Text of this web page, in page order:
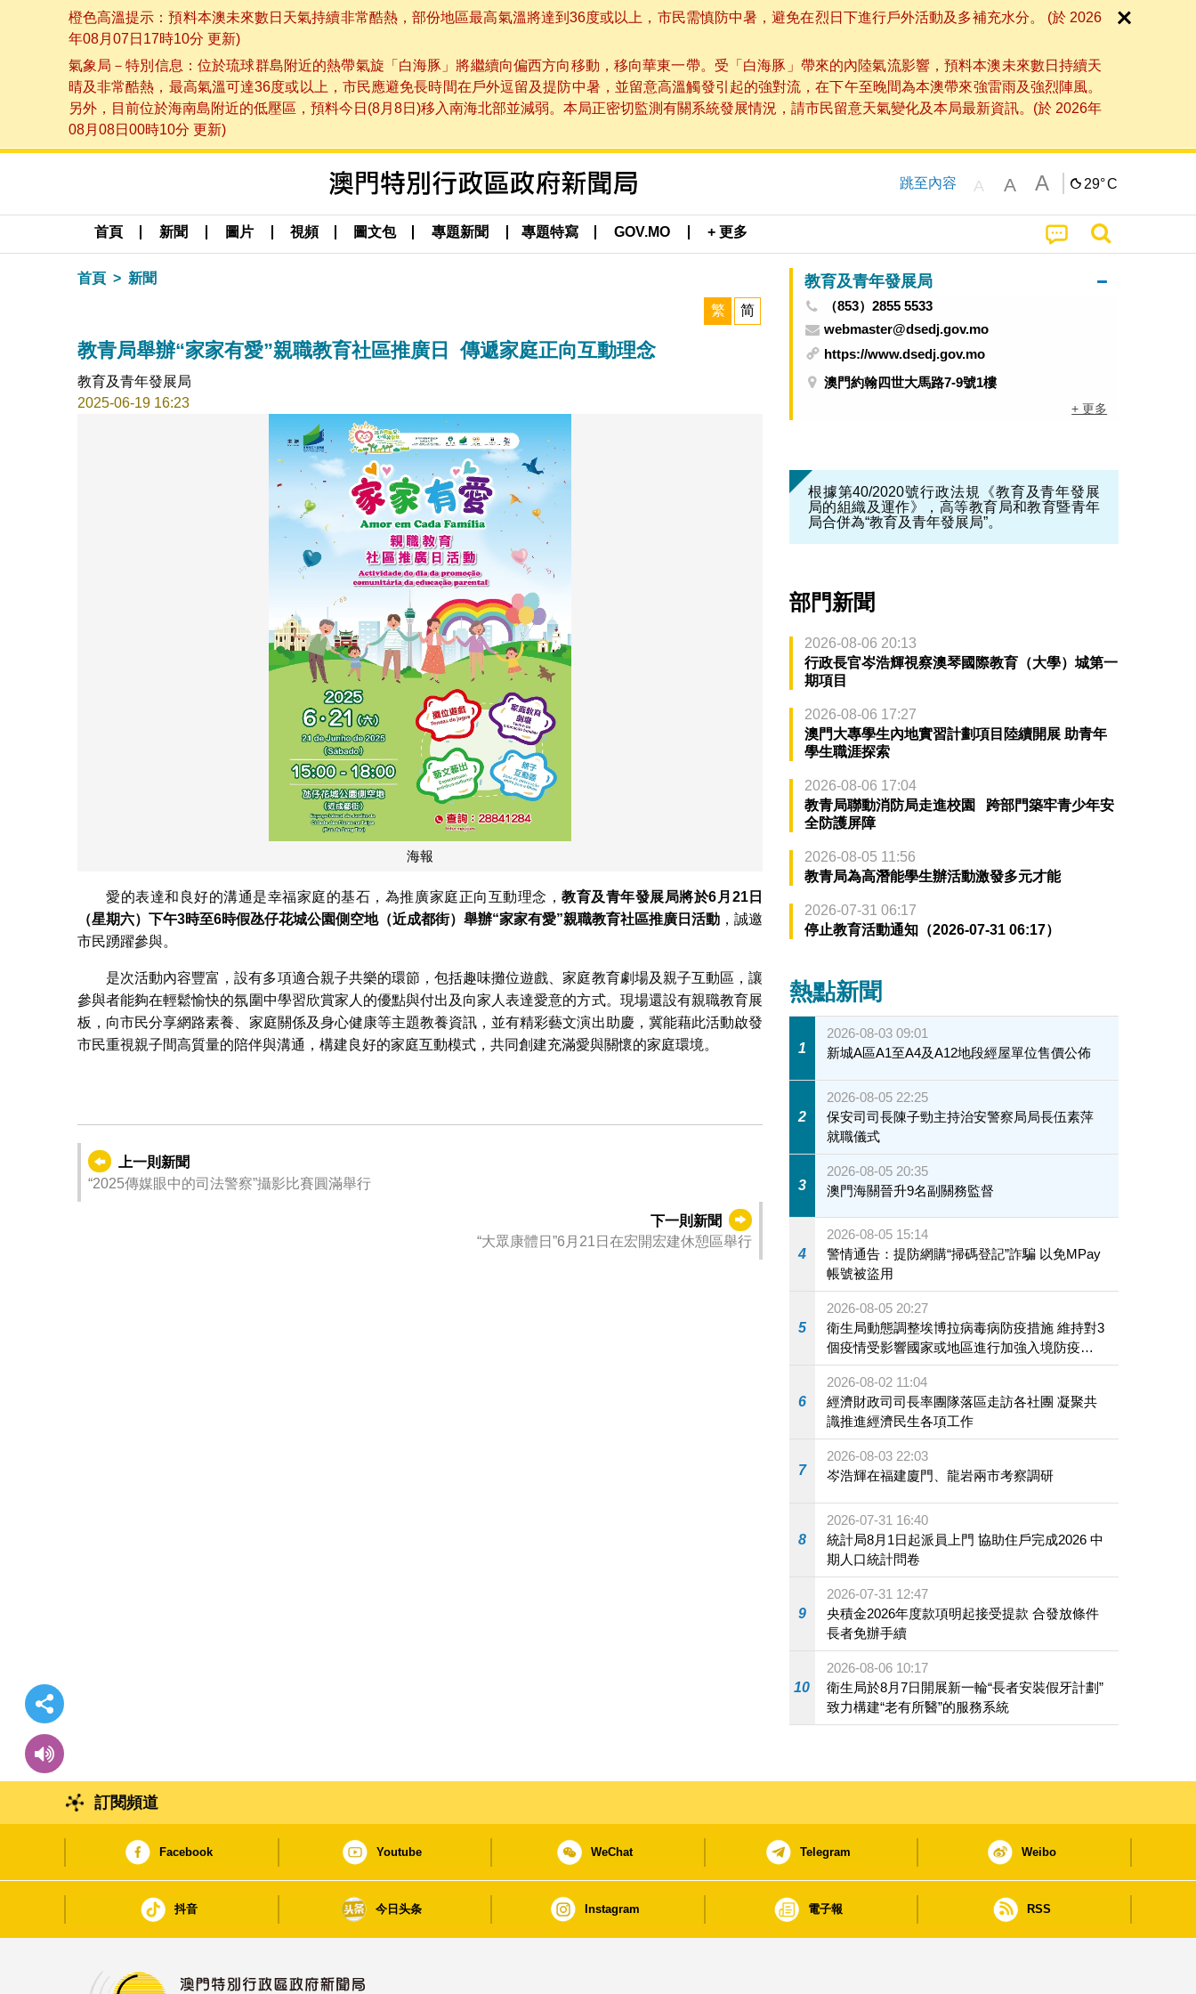
橙色高溫提示：預料本澳未來數日天氣持續非常酷熱，部份地區最高氣溫將達到36度或以上，市民需慎防中暑，避免在烈日下進行戶外活動及多補充水分。 (於 2026
年08月07日17時10分 更新)
氣象局－特別信息：位於琉球群島附近的熱帶氣旋「白海豚」將繼續向偏西方向移動，移向華東一帶。受「白海豚」帶來的內陸氣流影響，預料本澳未來數日持續天
晴及非常酷熱，最高氣溫可達36度或以上，市民應避免長時間在戶外逗留及提防中暑，並留意高溫觸發引起的強對流，在下午至晚間為本澳帶來強雷雨及強烈陣風。
另外，目前位於海南島附近的低壓區，預料今日(8月8日)移入南海北部並減弱。本局正密切監測有關系統發展情況，請市民留意天氣變化及本局最新資訊。(於 2026年
08月08日00時10分 更新)
跳至內容 A A A 29°C
首頁 新聞 圖片 視頻 圖文包 專題新聞 專題特寫 GOV.MO + 更多
首頁 新聞
繁 简
教青局舉辦“家家有愛”親職教育社區推廣日 傳遞家庭正向互動理念
教育及青年發展局
2025-06-19 16:23
海報
愛的表達和良好的溝通是幸福家庭的基石，為推廣家庭正向互動理念，教育及青年發展局將於6 月 21日
（星期六）下午3時至6時假氹仔花城公園側空地（近成都街）舉辦“家家有愛”親職教育社區推廣日活動 ，誠邀
市民踴躍參與。
是次活動內容豐富，設有多項適合親子共樂的環節，包括趣味攤位遊戲、家庭教育劇場及親子互動區，讓
參與者能夠在輕鬆愉快的氛圍中學習欣賞家人的優點與付出及向家人表達愛意的方式。現場還設有親職教育展
板，向市民分享網路素養、家庭關係及身心健康等主題教養資訊，並有精彩藝文演出助慶，冀能藉此活動啟發
市民重視親子間高質量的陪伴與溝通，構建良好的家庭互動模式，共同創建充滿愛與關懷的家庭環境。
上一則新聞
“2025傳媒眼中的司法警察”攝影比賽圓滿舉行
下一則新聞
“大眾康體日”6月21日在宏開宏建休憩區舉行
教育及青年發展局
（853）2855 5533
webmaster@dsedj.gov.mo
https://www.dsedj.gov.mo
澳門約翰四世大馬路7-9號1樓
+ 更多
根據第40/2020號行政法規《教育及青年發展
局的組織及運作》，高等教育局和教育暨青年
局合併為“教育及青年發展局”。
部門新聞
2026-08-06 20:13
行政長官岑浩輝視察澳琴國際教育（大學）城第一
期項目
2026-08-06 17:27
澳門大專學生內地實習計劃項目陸續開展 助青年
學生職涯探索
2026-08-06 17:04
教青局聯動消防局走進校園 跨部門築牢青少年安
全防護屏障
2026-08-05 11:56
教青局為高潛能學生辦活動激發多元才能
2026-07-31 06:17
停止教育活動通知（2026-07-31 06:17）
熱點新聞
1
2026-08-03 09:01
新城A區A1至A4及A12地段經屋單位售價公佈
2
2026-08-05 22:25
保安司司長陳子勁主持治安警察局局長伍素萍
就職儀式
3
2026-08-05 20:35
澳門海關晉升9名副關務監督
4
2026-08-05 15:14
警情通告：提防網購“掃碼登記”詐騙 以免MPay
帳號被盜用
5
2026-08-05 20:27
衛生局動態調整埃博拉病毒病防疫措施 維持對3
個疫情受影響國家或地區進行加強入境防疫措
施
6
2026-08-02 11:04
經濟財政司司長率團隊落區走訪各社團 凝聚共
識推進經濟民生各項工作
7
2026-08-03 22:03
岑浩輝在福建廈門、龍岩兩市考察調研
8
2026-07-31 16:40
統計局8月1日起派員上門 協助住戶完成2026 中
期人口統計問卷
9
2026-07-31 12:47
央積金2026年度款項明起接受提款 合發放條件
長者免辦手續
10
2026-08-06 10:17
衛生局於8月7日開展新一輪“長者安裝假牙計劃”
致力構建“老有所醫”的服務系統
訂閱頻道
Facebook Youtube WeChat Telegram Weibo
抖音 今日头条 Instagram 電子報 RSS